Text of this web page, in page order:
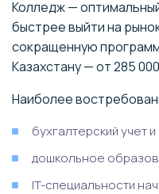
Колледж —
быстрее выйти на
сокращенную
Казахстану — от 285
Наиболее
бухгалтерский учет и
дошкольное
IT-специальности